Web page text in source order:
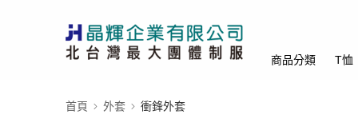
商品分類 T恤
首頁 外套 衝鋒外套